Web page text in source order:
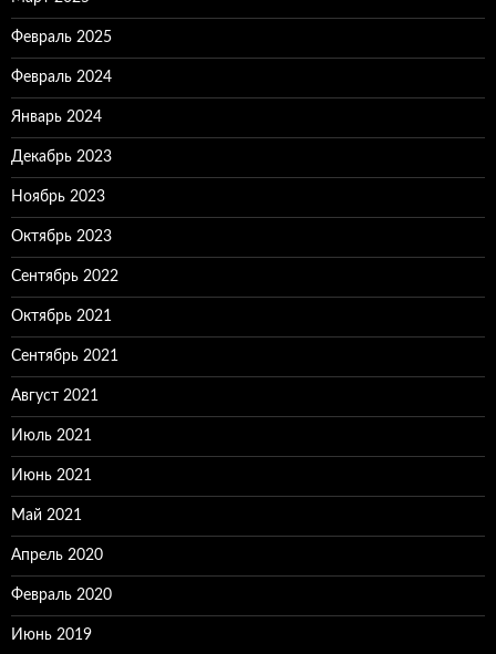
Февраль 2025
Февраль 2024
Январь 2024
Декабрь 2023
Ноябрь 2023
Октябрь 2023
Сентябрь 2022
Октябрь 2021
Сентябрь 2021
Август 2021
Июль 2021
Июнь 2021
Май 2021
Апрель 2020
Февраль 2020
Июнь 2019